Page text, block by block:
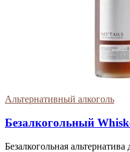
Альтернативный алкоголь
Безалкогольный
Безалкогольная альтернатива